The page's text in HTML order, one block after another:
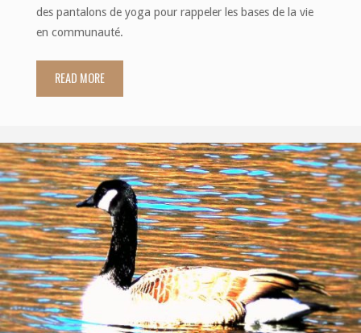
des pantalons de yoga pour rappeler les bases de la vie
en communauté.
READ MORE"Dialogue
12:
du
respect
des
droits
d’autrui"